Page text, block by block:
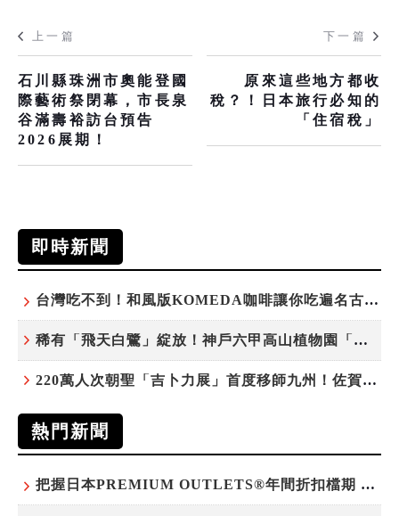
上一篇
石川縣珠洲市奧能登國
際藝術祭閉幕，市長泉
谷滿壽裕訪台預告
2026展期！
下一篇
原來這些地方都收
稅？！日本旅行必知的
「住宿稅」
即時新聞
台灣吃不到！和風版KOMEDA咖啡讓你吃遍名古屋在地美食
稀有「飛天白鷺」綻放！神戶六甲高山植物園「鷺草」珍貴現身
220萬人次朝聖「吉卜力展」首度移師九州！佐賀站早鳥平日套票8/10搶先開賣
熱門新聞
把握日本PREMIUM OUTLETS®年間折扣檔期 越買越划算